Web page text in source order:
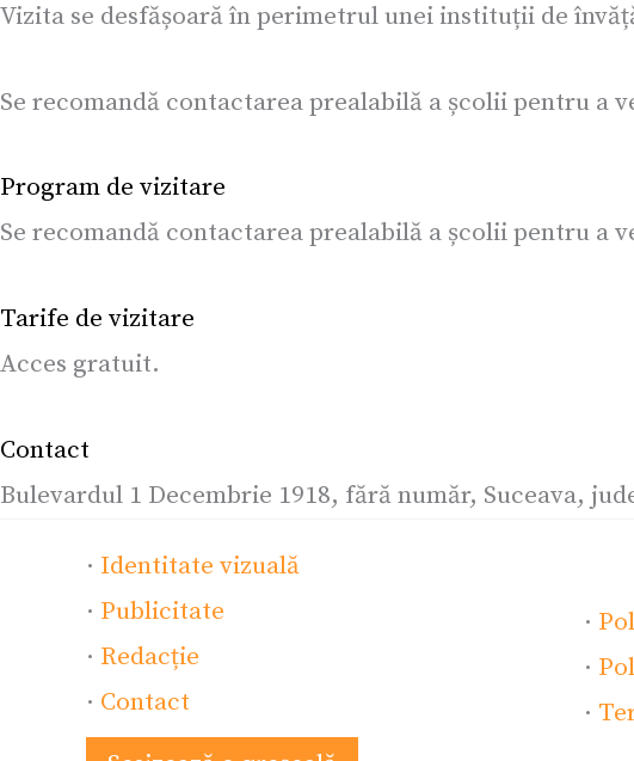
Vizita se desfășoară în perimetrul unei instituții de
Se recomandă contactarea prealabilă a școlii pentru
Program de vizitare
Se recomandă contactarea prealabilă a școlii pentru
Tarife de vizitare
Acces gratuit.
Contact
Bulevardul 1 Decembrie 1918, fără număr, Suceava,
· Identitate vizuală
· Publicitate
· Redacție
· Contact
·
·
·